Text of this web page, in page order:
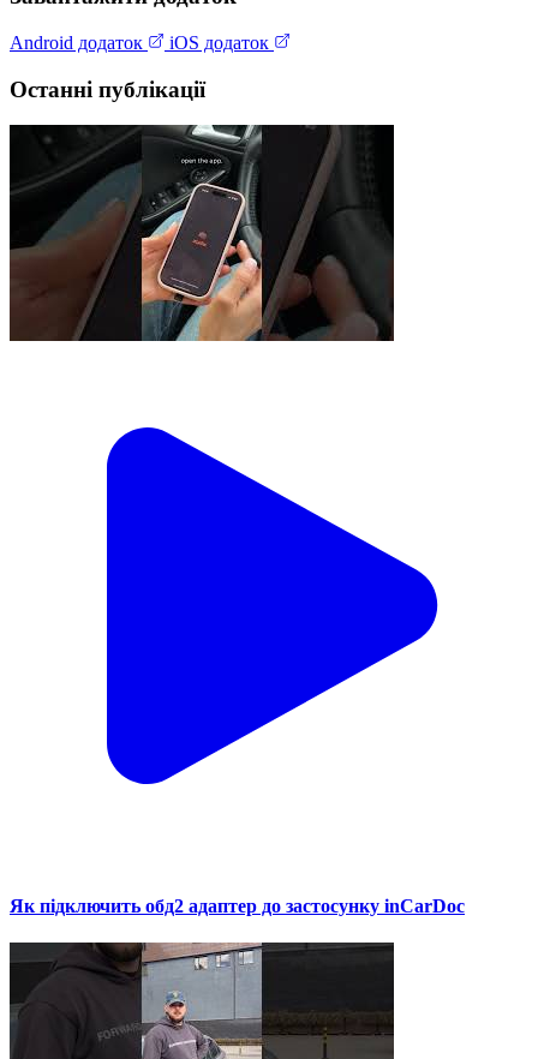
Android додаток iOS додаток
Останні публікації
Як підключить обд2 адаптер до застосунку inCarDoc